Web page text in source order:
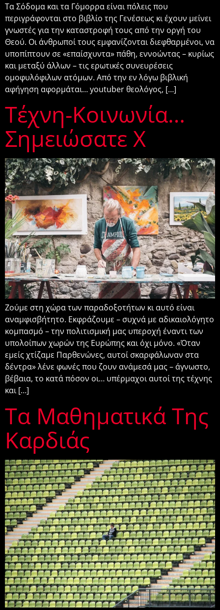
Τα Σόδομα και τα Γόμορρα είναι πόλεις που
περιγράφονται στο βιβλίο της Γενέσεως κι έχουν μείνει
γνωστές για την καταστροφή τους από την οργή του
Θεού. Οι άνθρωποί τους εμφανίζονται διεφθαρμένοι, να
υποπίπτουν σε «επαίσχυντα» πάθη, εννοώντας – κυρίως
και μεταξύ άλλων – τις ερωτικές συνευρέσεις
ομοφυλόφιλων ατόμων. Από την εν λόγω βιβλική
αφήγηση αφορμάται… youtuber θεολόγος, […]
Τέχνη-Κοινωνία…
Σημειώσατε Χ
Ζούμε στη χώρα των παραδοξοτήτων κι αυτό είναι
αναμφισβήτητο. Εκφράζουμε – συχνά με αδικαιολόγητο
κομπασμό – την πολιτισμική μας υπεροχή έναντι των
υπολοίπων χωρών της Ευρώπης και όχι μόνο. «Όταν
εμείς χτίζαμε Παρθενώνες, αυτοί σκαρφάλωναν στα
δέντρα» λένε φωνές που ζουν ανάμεσά μας – άγνωστο,
βέβαια, το κατά πόσον οι… υπέρμαχοι αυτοί της τέχνης
και […]
Τα Μαθηματικά Της
Καρδιάς